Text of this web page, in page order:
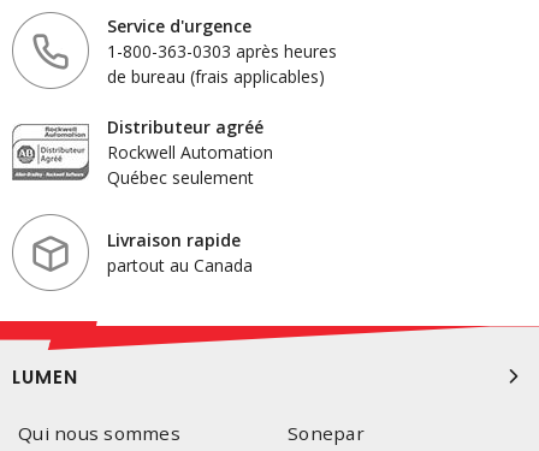
Service d'urgence
1-800-363-0303 après heures
de bureau (frais applicables)
Distributeur agréé
Rockwell Automation
Québec seulement
Livraison rapide
partout au Canada
LUMEN
Qui nous sommes
Sonepar